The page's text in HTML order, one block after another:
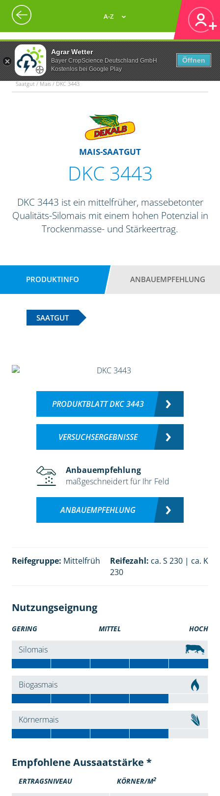
Agrar Wetter
Bayer CropScience Deutschland GmbH
Kostenlos bei Google Play
Öffnen
A-Z
Saatgut / Mais / DKC 3443
MAIS-SAATGUT
DKC 3443
DKC 3443 ist ein mittelfrüher, massebetonter
Qualitäts-Silomais mit einem hohen Potenzial in
Trockenmasse- und Stärkeertrag.
PRODUKTINFO ANBAUEMPFEHLUNG
SAATGUT
PRODUKTBLATT DKC 3443
VERSUCHSERGEBNISSE
Anbauempfehlung
maßgeschneidert für Ihr Feld
ANBAUEMPFEHLUNG
Reifegruppe: Mittelfrüh Reifezahl: ca. S 230 | ca. K
230
Nutzungseignung
GERING MITTEL HOCH
Silomais
Biogasmais
Körnermais
Empfohlene Aussaatstärke *
ERTRAGSNIVEAU KÖRNER/M2